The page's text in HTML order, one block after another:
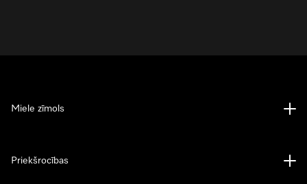
Miele zīmols
Priekšrocības